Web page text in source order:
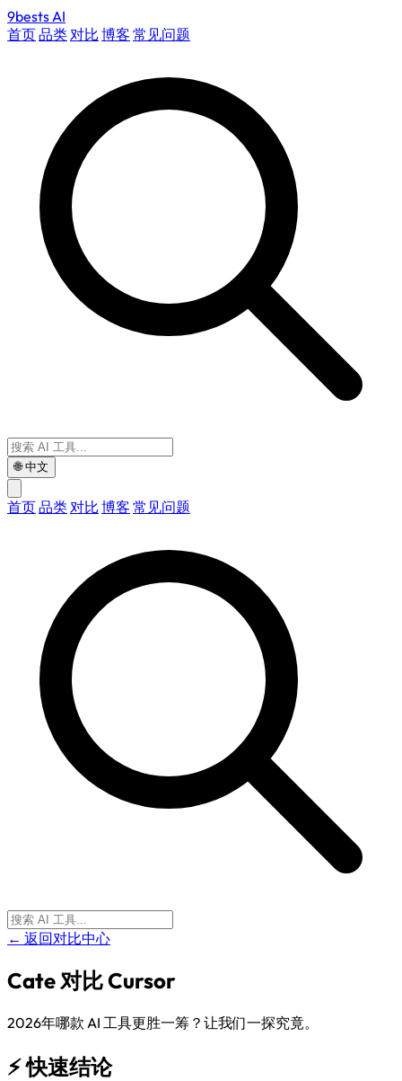
9bestsAI
首页品类对比 博客 常见问题
🌐中文
首页品类对比 博客 常见问题
← 返回对比中心
Cate 对比Cursor
2026年哪款 AI 工具更胜一筹？让我们一探究竟。
⚡快速结论